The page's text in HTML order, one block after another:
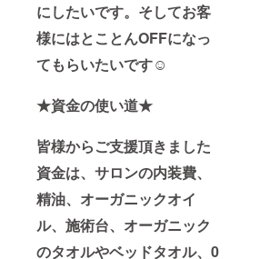
にしたいです。そしてお客
様にはとことんOFFになっ
てもらいたいです☺︎
★資金の使い道★
皆様からご支援頂きました
資金は、サロンの内装費、
精油、オーガニックオイ
ル、施術台、オーガニック
のタオルやベッドタオル、0